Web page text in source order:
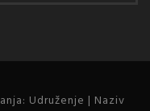
Udruženje | Naziv